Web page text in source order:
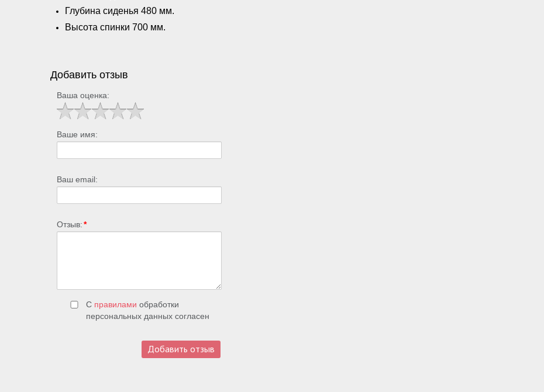
Глубина сиденья 480 мм.
Высота спинки 700 мм.
Добавить отзыв
Ваша оценка:
Ваше имя:
Ваш email:
Отзыв:*
С правилами обработки
персональных данных согласен